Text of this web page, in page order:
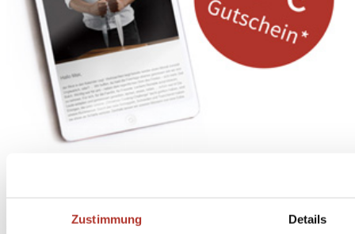
Zustimmung Details
* Dein persönlicher Gutschein ist ab einem Bestellwert von 100,- Euro, nach Abzug der